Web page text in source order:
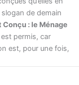
de demain
: le Ménage
est permis, car
est, pour une fois,